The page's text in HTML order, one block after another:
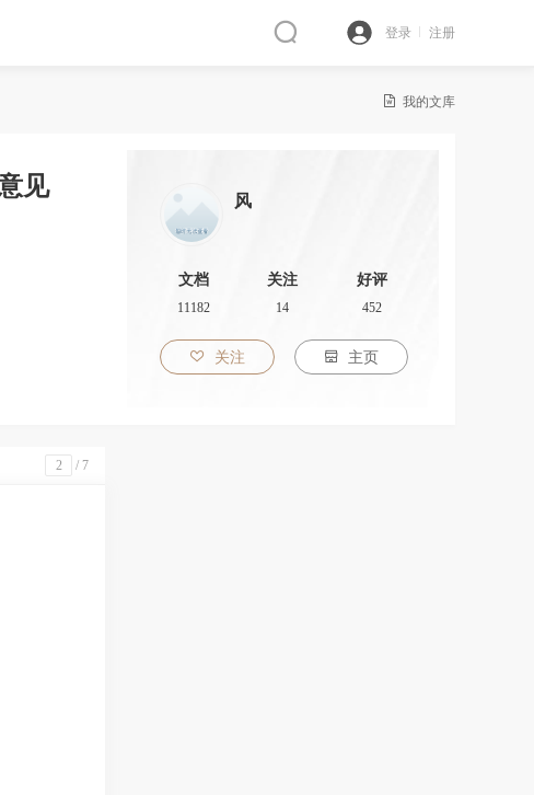
登录 注册
 我的文库
风
文档
11182
关注
14
好评
452
 关注  主页
见
/ 7